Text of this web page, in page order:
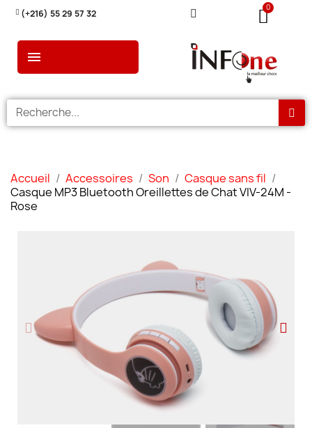
(+216) 55 29 57 32
Accueil Accessoires Son
Casque sans fil
Casque MP3 Bluetooth Oreillettes de Chat VIV-24M -
Rose